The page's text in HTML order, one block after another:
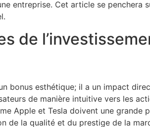
entreprise. Cet article se
de
bonus esthétique; il a un impact
de manière intuitive vers les
Apple et Tesla doivent une
de la qualité et du prestige de la